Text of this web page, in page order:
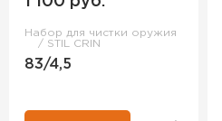
Набор для чистки оружия
STIL CRIN
83/4,5